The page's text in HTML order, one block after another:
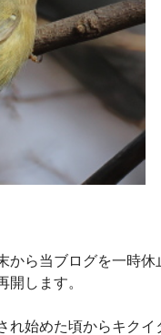
から当ブログを一時休
開します。
れ始めた頃からキクイ